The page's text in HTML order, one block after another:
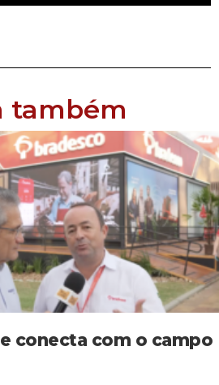
também
conecta com o campo